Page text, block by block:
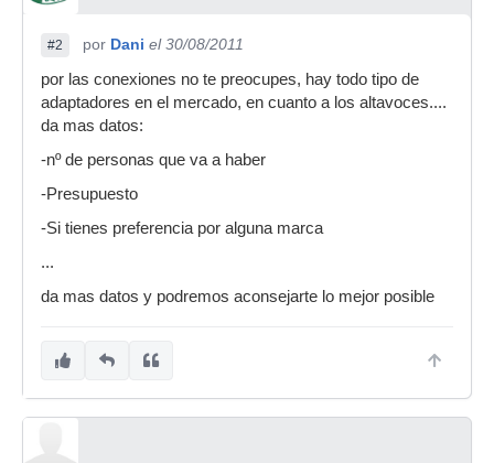
#2 por Dani el 30/08/2011
por las conexiones no te preocupes, hay todo tipo de
adaptadores en el mercado, en cuanto a los altavoces....
da mas datos:
-nº de personas que va a haber
-Presupuesto
-Si tienes preferencia por alguna marca
...
da mas datos y podremos aconsejarte lo mejor posible